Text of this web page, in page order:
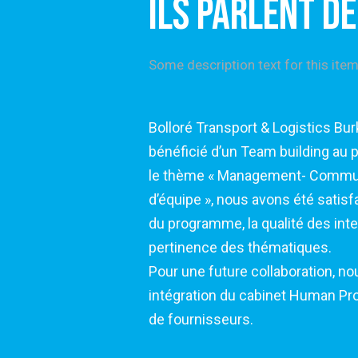
ILS PARLENT
Some description text for this item
Ayant bénéficié des services
location de véhicules auprès de
Technologies (Burkina Faso)
collaboration avec le cabinet.
années, nous n’avons pas eu de
cabinet répond à nos besoins
et de façon très professionnelle.
Nous espérons continuer la
Project tout en espérant une